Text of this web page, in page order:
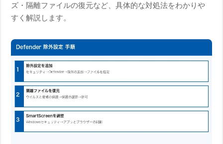
ズ・隔離ファイルの復元など、具体的な対処法をわかりや
すく解説します。